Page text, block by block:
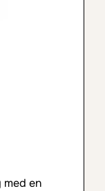
en